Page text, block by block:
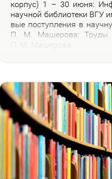
кор­пус) 1 – 30 июня:
на­уч­ной биб­лио­те­ки
вые по­ступ­ле­ния в
П. М. Ма­ше­ро­ва; Тру­ды